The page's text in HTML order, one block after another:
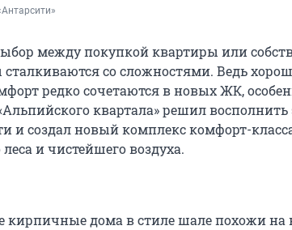
между покупкой квартиры или
со сложностями. Ведь
редко сочетаются в новых ЖК,
квартала» решил
и создал новый комплекс комфорт-
и чистейшего воздуха.
дома в стиле шале похожи на